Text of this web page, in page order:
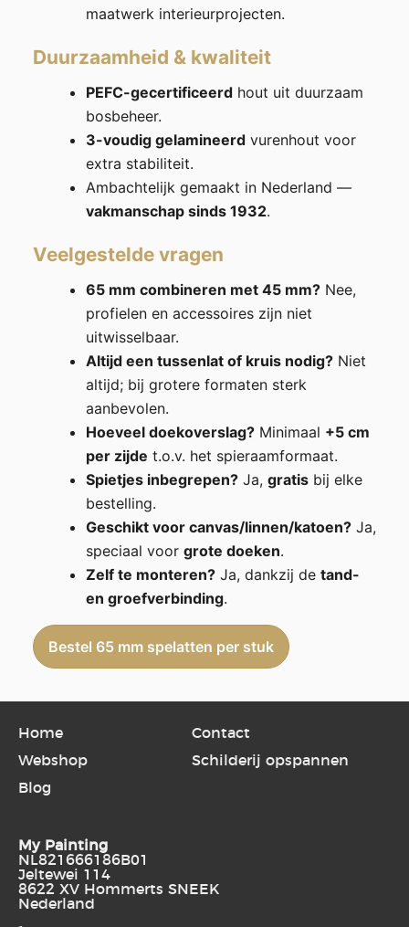
maatwerk interieurprojecten.
Duurzaamheid & kwaliteit
PEFC-gecertificeerd hout uit duurzaam
bosbeheer.
3-voudig gelamineerd vurenhout voor
extra stabiliteit.
Ambachtelijk gemaakt in Nederland —
vakmanschap sinds 1932.
Veelgestelde vragen
65 mm combineren met 45 mm? Nee,
profielen en accessoires zijn niet
uitwisselbaar.
Altijd een tussenlat of kruis nodig? Niet
altijd; bij grotere formaten sterk
aanbevolen.
Hoeveel doekoverslag? Minimaal +5 cm
per zijde t.o.v. het spieraamformaat.
Spietjes inbegrepen? Ja, gratis bij elke
bestelling.
Geschikt voor canvas/linnen/katoen? Ja,
speciaal voor grote doeken.
Zelf te monteren? Ja, dankzij de tand-
en groefverbinding.
Bestel 65 mm spelatten per stuk
Home
Contact
Webshop
Schilderij opspannen
Blog
My Painting
NL821666186B01
Jeltewei 114
8622 XV Hommerts SNEEK
Nederland